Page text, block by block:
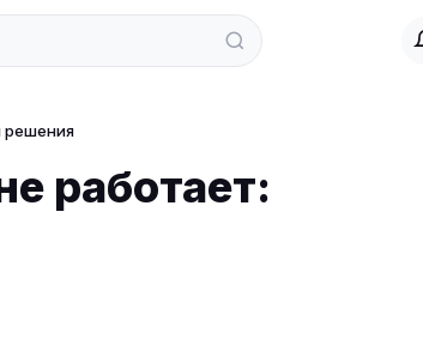
решения
работает: